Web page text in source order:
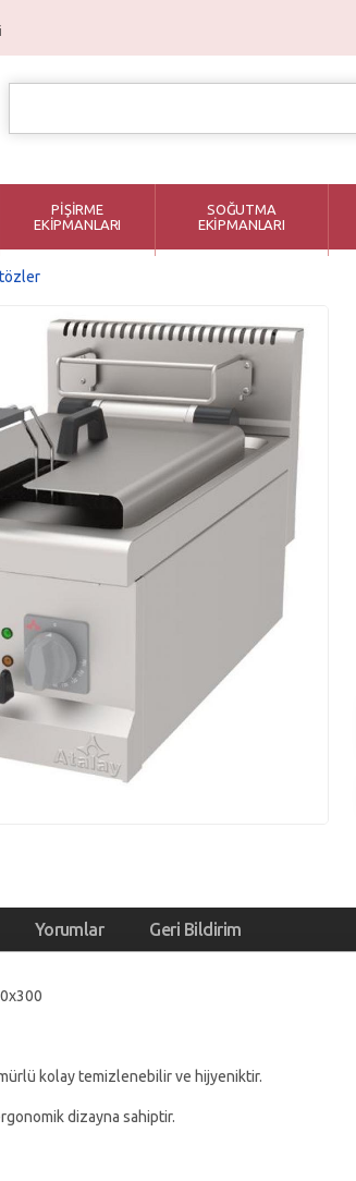
PİŞİRME
EKİPMANLARI
SOĞUTMA
EKİPMANLARI
Yorumlar Geri Bildirim
kolay temizlenebilir ve hijyeniktir.
dizayna sahiptir.